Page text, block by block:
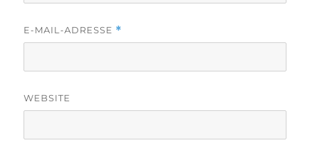
E-MAIL-ADRESSE *
WEBSITE